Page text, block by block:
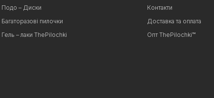
Подо – Диски
Багаторазові пилочки
Гель – лаки ThePilochki
Контакти
Доставка та оплата
Опт ThePilochki™